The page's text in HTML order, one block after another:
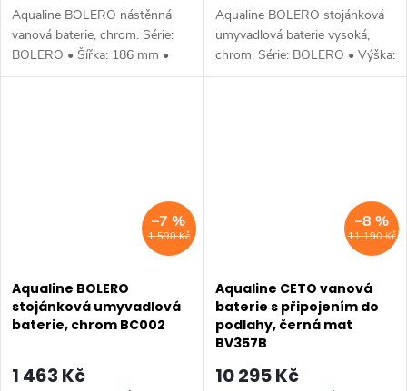
Aqualine BOLERO nástěnná
vanová baterie, chrom. Série:
BOLERO • Šířka: 186 mm •
Výška: 109 mm • Hloubka: 199
Aqualine BOLERO stojánková
umyvadlová baterie vysoká,
chrom. Série: BOLERO • Výška:
291 mm • Hloubka: 229 mm •
1 590 Kč
–7 %
Aqualine BOLERO
stojánková umyvadlová
baterie, chrom BC002
1 463 Kč
11 190 Kč
–8 %
Aqualine CETO vanová
baterie s připojením do
podlahy, černá mat
BV357B
10 295 Kč